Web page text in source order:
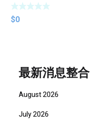
$0
最新消息整合
August 2026
July 2026